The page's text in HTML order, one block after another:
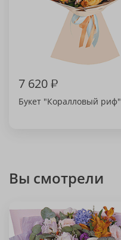
7 620₽
Букет "Коралловый риф"
Вы смотрели